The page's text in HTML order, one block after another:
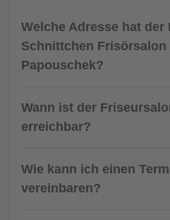
Welche Adresse hat
Schnittchen Frisörsalon
Papouschek?
Wann ist der
erreichbar?
Wie kann ich einen
vereinbaren?